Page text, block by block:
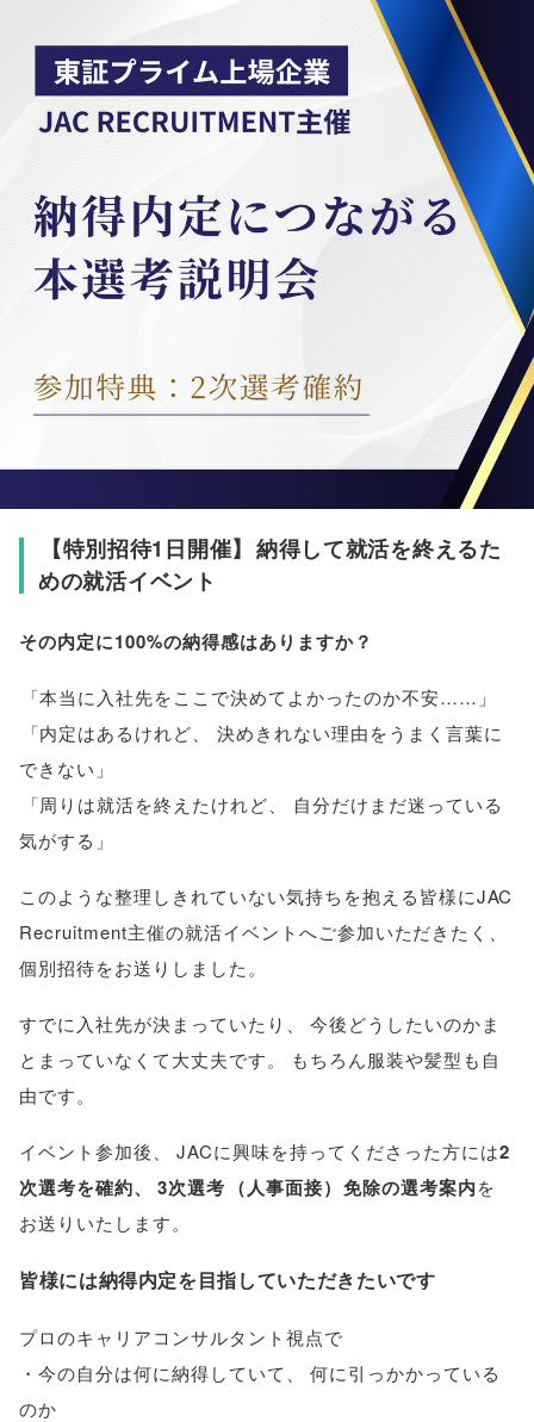
【特別招待1日開催】 納得して就活を終えるた
めの就活イベント
その内定に100%の納得感はありますか？
「本当に入社先をここで決めてよかったのか不安…… 」
「内定はあるけれど
決めきれない理由をうまく言葉に
できない 」
「周りは就活を終えたけれど
自分だけまだ迷っている
気がする 」
このような整理しきれていない気持ちを抱える皆様にJAC
Recruitment主催の就活イベントへご参加いただきたく
個別招待をお送りしました 。
すでに入社先が決まっていたり
今後どうしたいのかま
とまっていなくて大丈夫です。
もちろん服装や髪型も自
由です。
イベント参加後 JACに興味を持ってくださった方には2
次選考を確約、 3次選考 （人事面接） 免除の選考案内を
お送りいたします。
皆様には納得内定を目指していただきたいです
プロのキャリアコンサルタント視点で
・今の自分は何に納得していて
何に引っかかっている
のか